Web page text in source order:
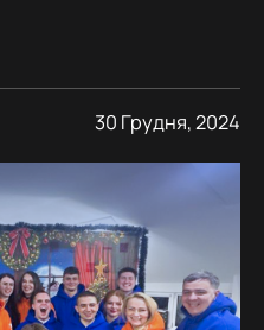
30 Грудня, 2024